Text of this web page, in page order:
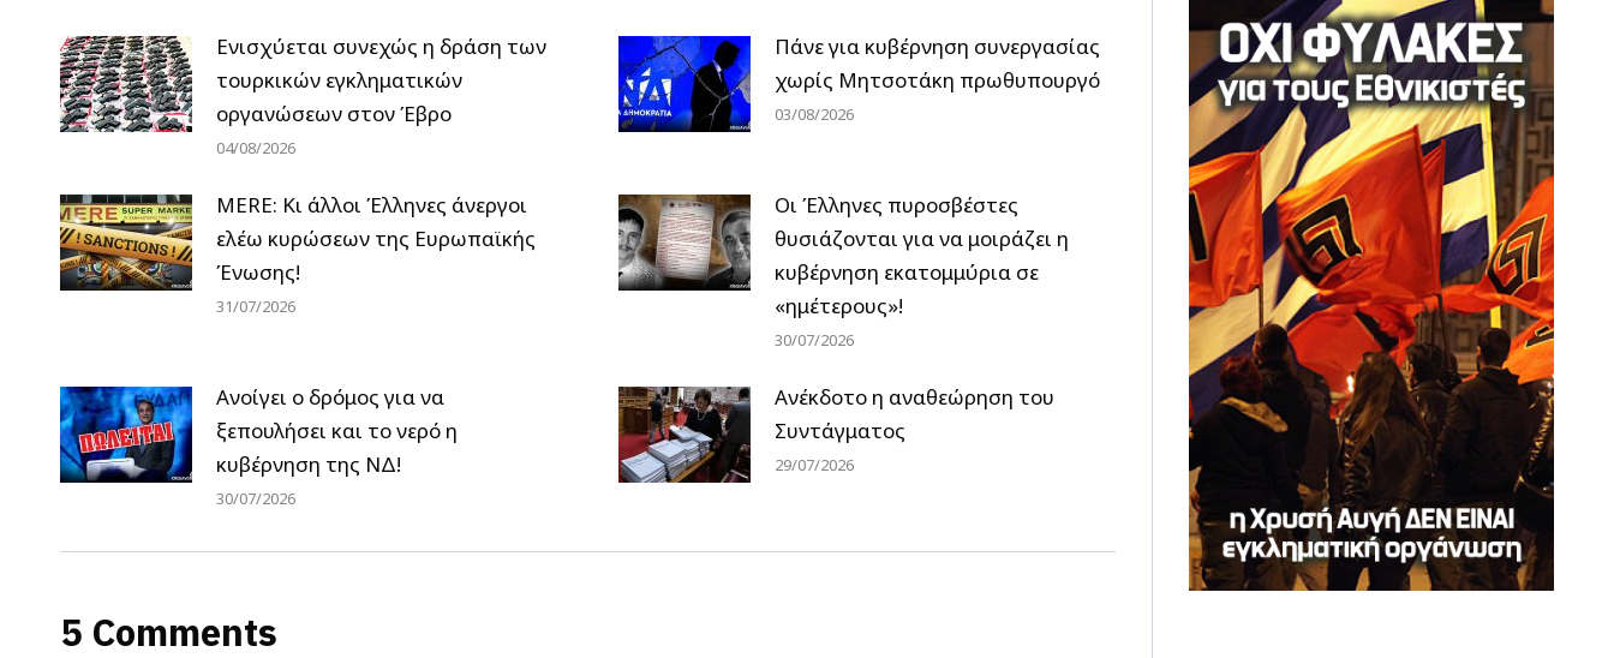
Ενισχύεται συνεχώς η δράση των
τουρκικών εγκληματικών
οργανώσεων στον Έβρο
04/08/2026
Πάνε για κυβέρνηση συνεργασίας
χωρίς Μητσοτάκη πρωθυπουργό
03/08/2026
MERE: Κι άλλοι Έλληνες άνεργοι
ελέω κυρώσεων της Ευρωπαϊκής
Ένωσης!
31/07/2026
Οι Έλληνες πυροσβέστες
θυσιάζονται για να μοιράζει η
κυβέρνηση εκατομμύρια σε
«ημέτερους»!
30/07/2026
Ανοίγει ο δρόμος για να
ξεπουλήσει και το νερό η
κυβέρνηση της ΝΔ!
30/07/2026
Ανέκδοτο η αναθεώρηση του
Συντάγματος
29/07/2026
5 Comments